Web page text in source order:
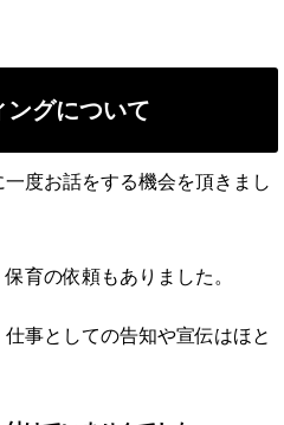
ングについて
度お話をする機会を頂きまし
育の依頼もありました。
事としての告知や宣伝はほと